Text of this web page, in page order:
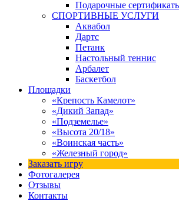
Подарочные
СПОРТИВНЫЕ УСЛУГИ
Аквабол
Дартс
Петанк
Настольный теннис
Арбалет
Баскетбол
Площадки
«Крепость Камелот»
«Дикий Запад»
«Подземелье»
«Высота 20/18»
«Воинская часть»
«Железный город»
Заказать игру
Фотогалерея
Отзывы
Контакты